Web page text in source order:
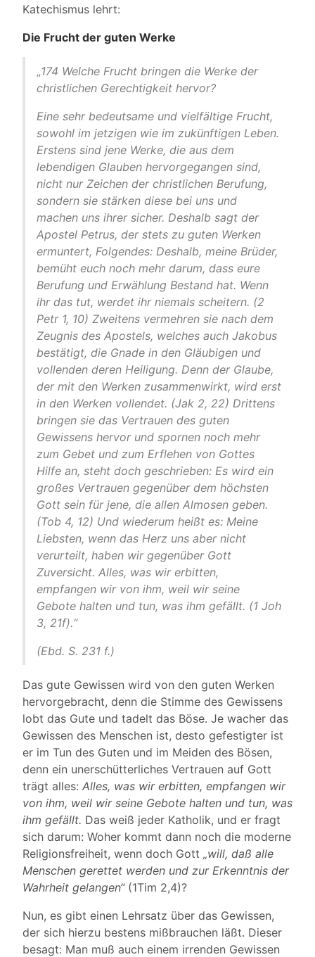
Katechismus lehrt:
Die Frucht der guten Werke
„174 Welche Frucht bringen die Werke der
christlichen Gerechtigkeit hervor?
Eine sehr bedeutsame und vielfältige Frucht,
sowohl im jetzigen wie im zukünftigen Leben.
Erstens sind jene Werke, die aus dem
lebendigen Glauben hervorgegangen sind,
nicht nur Zeichen der christlichen Berufung,
sondern sie stärken diese bei uns und
machen uns ihrer sicher. Deshalb sagt der
Apostel Petrus, der stets zu guten Werken
ermuntert, Folgendes: Deshalb, meine Brüder,
bemüht euch noch mehr darum, dass eure
Berufung und Erwählung Bestand hat. Wenn
ihr das tut, werdet ihr niemals scheitern. (2
Petr 1, 10) Zweitens vermehren sie nach dem
Zeugnis des Apostels, welches auch Jakobus
bestätigt, die Gnade in den Gläubigen und
vollenden deren Heiligung. Denn der Glaube,
der mit den Werken zusammenwirkt, wird erst
in den Werken vollendet. (Jak 2, 22) Drittens
bringen sie das Vertrauen des guten
Gewissens hervor und spornen noch mehr
zum Gebet und zum Erflehen von Gottes
Hilfe an, steht doch geschrieben: Es wird ein
großes Vertrauen gegenüber dem höchsten
Gott sein für jene, die allen Almosen geben.
(Tob 4, 12) Und wiederum heißt es: Meine
Liebsten, wenn das Herz uns aber nicht
verurteilt, haben wir gegenüber Gott
Zuversicht. Alles, was wir erbitten,
empfangen wir von ihm, weil wir seine
Gebote halten und tun, was ihm gefällt. (1 Joh
3, 21f).“
(Ebd. S. 231 f.)
Das gute Gewissen wird von den guten Werken
hervorgebracht, denn die Stimme des Gewissens
lobt das Gute und tadelt das Böse. Je wacher das
Gewissen des Menschen ist, desto gefestigter ist
er im Tun des Guten und im Meiden des Bösen,
denn ein unerschütterliches Vertrauen auf Gott
trägt alles: Alles, was wir erbitten, empfangen wir
von ihm, weil wir seine Gebote halten und tun, was
ihm gefällt. Das weiß jeder Katholik, und er fragt
sich darum: Woher kommt dann noch die moderne
Religionsfreiheit, wenn doch Gott „will, daß alle
Menschen gerettet werden und zur Erkenntnis der
Wahrheit gelangen“(1Tim 2,4)?
Nun, es gibt einen Lehrsatz über das Gewissen,
der sich hierzu bestens mißbrauchen läßt. Dieser
besagt: Man muß auch einem irrenden Gewissen